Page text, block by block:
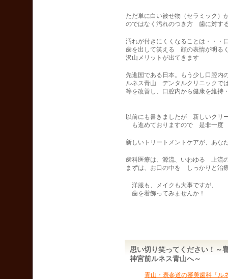
ただ単に白い被せ物（セラミック）
のではなく汚れのつき方 歯に対す
汚れが付きにくくなることは・・
歯を出して笑える 顔の表情が明
沢山メリットが出てきます
先進国である日本。もう少し口腔内
ルネス青山 デンタルクリニックで
等を改善し、口腔内から健康を維持
以前にも書きましたが 新しいクリ
も進めておりますので 是非一度
新しいトリートメントケアが、あ
歯科医療は、源流、いわゆる 上流
まずは、お口の中を しっかりと治
洋服も、メイクも大事ですが、
歯を着飾ってみませんか！
思い切り笑ってください！～
神宮前ルネス青山へ～
青山・表参道の審美歯科「ル